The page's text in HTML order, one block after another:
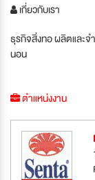
เกี่ยวกับเรา
ธุรกิจสิ่งทอ ผลิตและ
นอน
ตำแหน่งงาน